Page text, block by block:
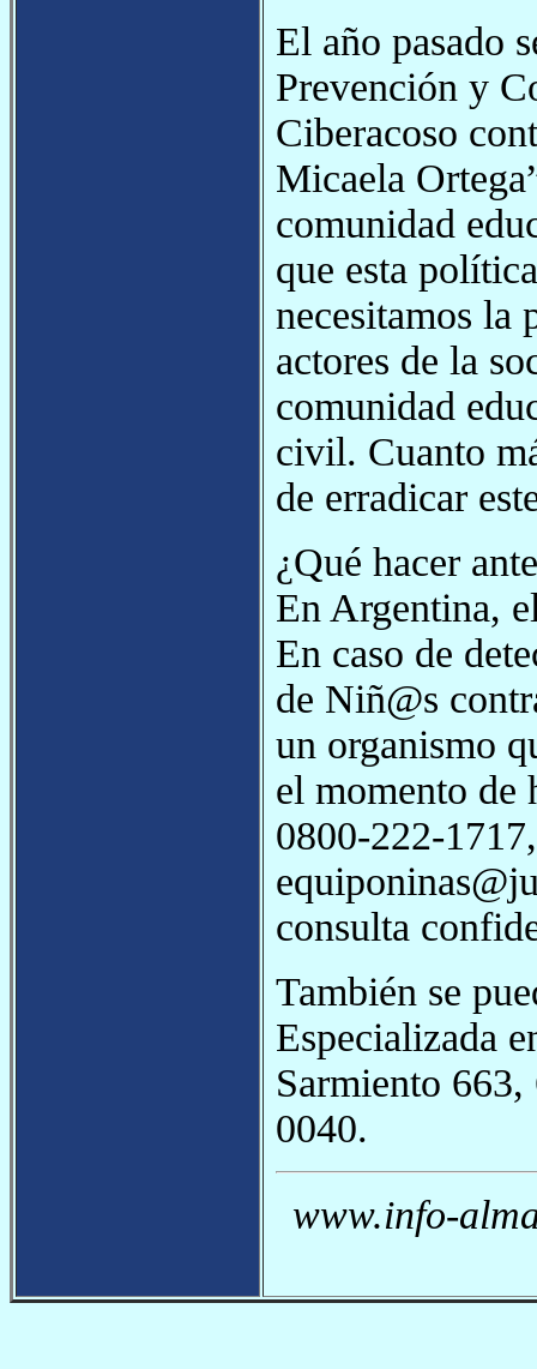
El año pasado
Prevención y
Ciberacoso
Micaela
comunidad
que esta
necesitamos la
actores de la
comunidad
civil. Cuanto
de erradicar
¿Qué hacer
En Argentina,
En caso de
de Niñ@s
un organismo
el momento de
0800-222-
consulta
También se
Especializada
Sarmiento
0040.
www.info-